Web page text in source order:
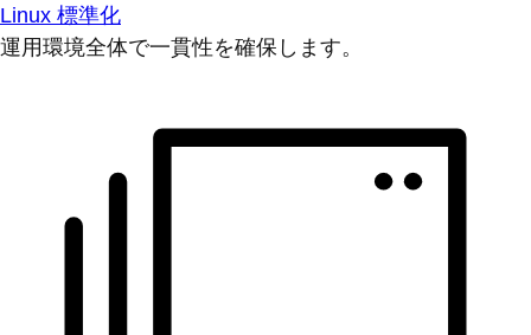
Linux 標準化
運用環境全体で一貫性を確保します。